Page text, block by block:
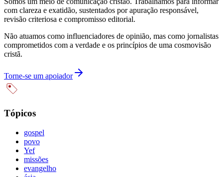
com clareza e exatidão, sustentados por apuração responsável,
revisão criteriosa e compromisso editorial.
Não atuamos como influenciadores de opinião, mas como jornalistas
comprometidos com a verdade e os princípios de uma cosmovisão
cristã.
Torne-se um apoiador
Tópicos
gospel
povo
Yef
missões
evangelho